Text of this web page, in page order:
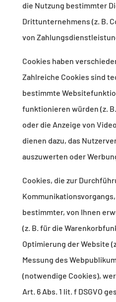
die Nutzung bestimmter
Drittunternehmens (z. B.
von
Cookies haben
Zahlreiche Cookies sind
bestimmte
funktionieren würden (z.
oder die Anzeige von
dienen dazu, das
auszuwerten oder
Cookies, die zur
bestimmter, von Ihnen
(z. B. für die
Optimierung der Website
Messung des
(notwendige Cookies),
Art. 6 Abs. 1 lit. f DSGVO